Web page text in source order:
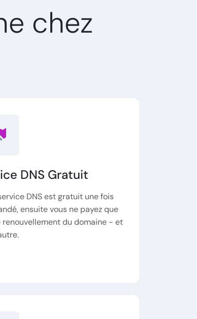
chez
DNS Gratuit
DNS est gratuit une fois
ensuite vous ne payez que
renouvellement du domaine - et